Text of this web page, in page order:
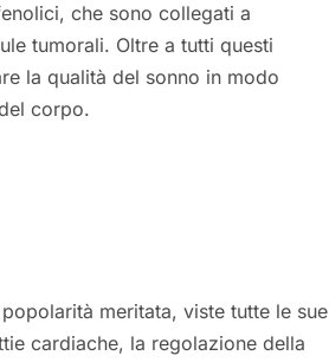
che sono collegati a
tumorali. Oltre a tutti questi
la qualità del sonno in modo
corpo.
meritata, viste tutte le sue
cardiache, la regolazione della